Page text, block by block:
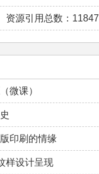
资源引用总数：11847
微课）
印刷的情缘
样设计呈现